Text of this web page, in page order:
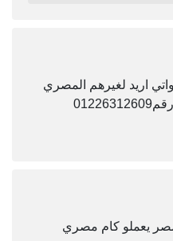
اريد لغيرهم المصري